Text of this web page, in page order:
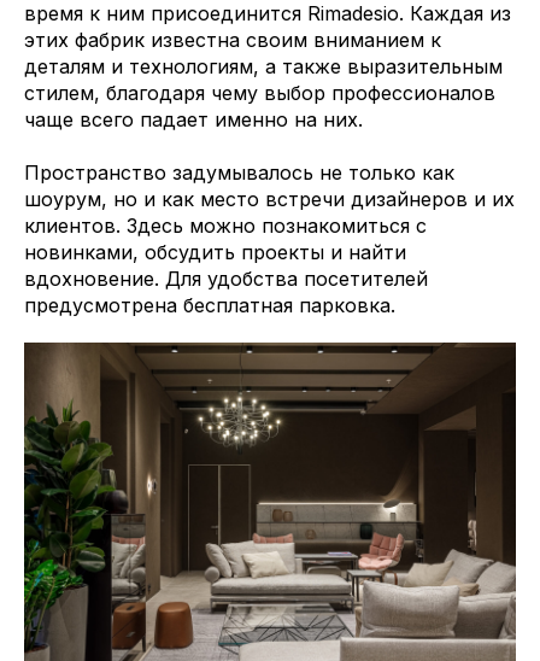
время к ним присоединится Rimadesio. Каждая из
этих фабрик известна своим вниманием к
деталям и технологиям, а также выразительным
стилем, благодаря чему выбор профессионалов
чаще всего падает именно на них.
Пространство задумывалось не только как
шоурум, но и как место встречи дизайнеров и их
клиентов. Здесь можно познакомиться с
новинками, обсудить проекты и найти
вдохновение. Для удобства посетителей
предусмотрена бесплатная парковка.